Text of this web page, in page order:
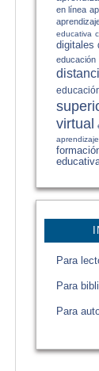
en línea
educativa
digitales
educación
virtual
aprendizaje
Para
Para
Para